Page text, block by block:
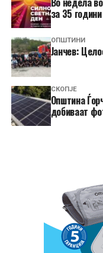
за 35
ОПШТИНИ
Јанчев:
СКОПЈЕ
Општина
добиваат